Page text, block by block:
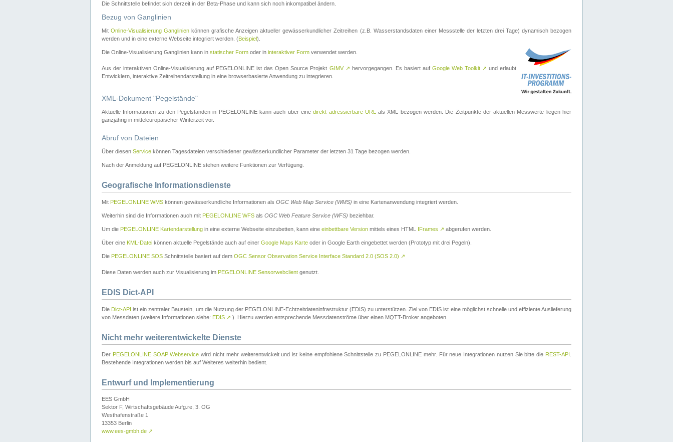
Die Schnittstelle befindet sich derzeit in der Beta-Phase und kann sich noch inkompatibel ändern.
Bezug von Ganglinien
MitOnline-Visualisierung Ganglinien können grafische Anzeigen aktueller gewässerkundlicher Zeitreihen (z.B. Wasserstandsdaten einer Messstelle der letzten drei Tage) dynamisch bezogen
werden und in eine externe Webseite integriert werden. (Beispiel).
Die Online-Visualisierung Ganglinien kann in statischer Form oder in interaktiver Form verwendet werden.
Aus der interaktiven Online-Visualisierung auf PEGELONLINE ist das Open Source Projekt GIMV ↗ hervorgegangen. Es basiert auf Google Web Toolkit ↗ und erlaubt
Entwicklern, interaktive Zeitreihendarstellung in eine browserbasierte Anwendung zu integrieren.
XML-Dokument "Pegelstände"
Aktuelle Informationen zu den Pegelständen in PEGELONLINE kann auch über einedirekt adressierbare URL
als XML bezogen werden. Die Zeitpunkte der aktuellen Messwerte liegen hier
ganzjährig in mitteleuropäischer Winterzeit vor.
Abruf von Dateien
Über diesen Service können Tagesdateien verschiedener gewässerkundlicher Parameter der letzten 31 Tage bezogen werden.
Nach der Anmeldung auf PEGELONLINE stehen weitere Funktionen zur Verfügung.
Geografische Informationsdienste
Mit PEGELONLINE WMS können gewässerkundliche Informationen als OGC Web Map Service (WMS) in eine Kartenanwendung integriert werden.
Weiterhin sind die Informationen auch mit PEGELONLINE WFS als OGC Web Feature Service (WFS) beziehbar.
Um die PEGELONLINE Kartendarstellung in eine externe Webseite einzubetten, kann eine einbettbare Version mittels eines HTML IFrames ↗ abgerufen werden.
Über eine KML-Datei können aktuelle Pegelstände auch auf einer Google Maps Karte oder in Google Earth eingebettet werden (Prototyp mit drei Pegeln).
Die PEGELONLINE SOS Schnittstelle basiert auf dem OGC Sensor Observation Service Interface Standard 2.0 (SOS 2.0) ↗
Diese Daten werden auch zur Visualisierung im PEGELONLINE Sensorwebclient genutzt.
EDIS Dict-API
Die Dict-API ist ein zentraler Baustein, um die Nutzung der PEGELONLINE-Echtzeitdateninfrastruktur (EDIS) zu unterstützen. Ziel von EDIS ist eine möglichst schnelle und effiziente Auslieferung
von Messdaten (weitere Informationen siehe: EDIS ↗ ). Hierzu werden entsprechende Messdatenströme über einen MQTT-Broker angeboten.
Nicht mehr weiterentwickelte Dienste
Der PEGELONLINE SOAP Webservice wird nicht mehr weiterentwickelt und ist keine empfohlene Schnittstelle zu PEGELONLINE mehr. Für neue Integrationen nutzen Sie bitte die REST-API
Bestehende Integrationen werden bis auf Weiteres weiterhin bedient.
Entwurf und Implementierung
EES GmbH
Sektor F, Wirtschaftsgebäude Aufg.re, 3. OG
Westhafenstraße 1
13353 Berlin
www.ees-gmbh.de ↗